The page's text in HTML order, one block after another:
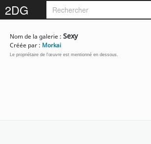
2DG Rejoignez-nous sur 2DG !
Nom de la galerie : Sexy
Créée par : Morkai
Le propriétaire de l'œuvre est mentionné en dessous.